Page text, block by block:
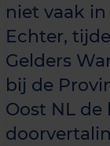
niet vaak
Echter,
Gelders
bij de
Oost NL de